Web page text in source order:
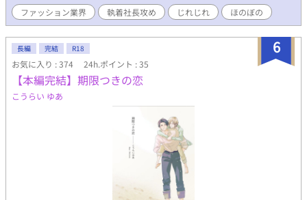
溺れる。 ★シェアハウスは恋愛物件！？〜後輩わんこがゼロキョ
リで迫ってくる〜 生徒会メンバーだけが入居するシェアハウス。
新しく入った1年生の櫂李は生徒会長である星凪に恋心を隠しもし
ない。ゼロキョリで迫ってくる櫂李に満更ではない星凪ではある
が、素直になれない性格が邪魔をして一歩が踏み出せない。二人
の距離を縮めるキッカケは……。 色んなサイトに掲載していた作
品や、データだけ残していた作品を纏めておきます。 高校生〜20
代前半くらいの設定のものを対象に選出しています。
一貴の真っ直ぐな視線から逃れられずにいる。 だが、一貴には
秘密があった。まるで“大人”と“子供”の人格が同居しているかの
ように、時折雰囲気が切り替わるのだ。仕事では、冷静で完璧な
経営者。時には非情な判断すら下す辣腕社長として振る舞う一方
で、ふとした瞬間に現れる“子供”のような一貴は、繊細で傷つき
やすく、驚くほど純粋な顔を見せる。それは、ごく限られた相手
だけが知る姿だった。 さらに、プライベートの一貴はどこか落
ち着きがなく、不器用で世話がかかる。修輔はそんな姿に呆れな
がらも、少しずつ愛おしさを感じていく。そして、一貴を見守
る“家族”のような存在――アルデバラン星人達との交流を通し
て、修輔は彼の奥底にある孤独と優しさに触れていく。 交差す
る視線。ほどけない距離。華やかなファッション業界を舞台に描
かれる、不器用な大人達の恋と秘密の物語。 「鳴弦の天使～あの
日に出会った旋律」「クリスタルアイズ～君に溺れて眠る～」
「ファーストコンタクト～私の宇宙人彼氏は光を降らせる」「森
ファッション業界
執着社長攻め じれじれ ほのぼの
6
長編 完結 R18
お気に入り : 374 24h.ポイント : 35
【本編完結】期限つきの恋
こうらい ゆあ